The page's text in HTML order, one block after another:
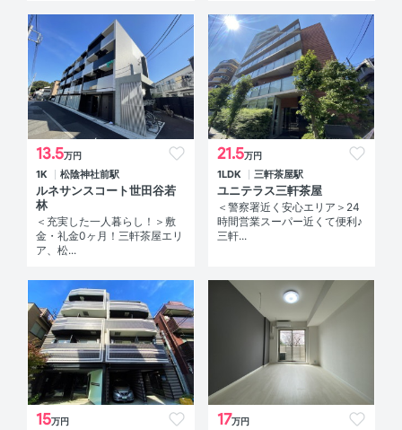
13.5万円
1K 松陰神社前駅
ルネサンスコート世田谷若
林
＜充実した一人暮らし！＞敷
金・礼金0ヶ月！三軒茶屋エリ
ア、松...
21.5万円
1LDK 三軒茶屋駅
ユニテラス三軒茶屋
＜警察署近く安心エリア＞24
時間営業スーパー近くて便利♪
三軒...
15万円 17万円